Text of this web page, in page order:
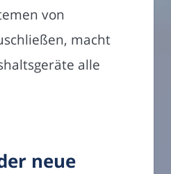
von
macht
alle
neue